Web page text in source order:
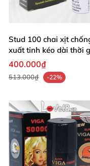
Stud 100 chai xịt
xuất tinh kéo dài thời
13ml tiện dụng
400.000₫
513.000₫ -22%